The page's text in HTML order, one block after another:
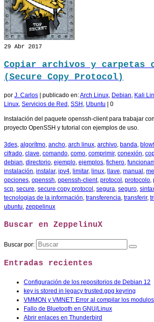
29 Abr 2017
Copiar archivos y carpetas
(Secure Copy Protocol)
por J. Carlos | publicado en:Arch Linux Debian Kali
Linux Servicios de Red SSH Ubuntu | 0
Instalación del paquete openssh-client para trabajar
proyecto OpenSSH y tutorial con ejemplos de uso.
3des algorítmo ancho arch linux archivo banda
cifrado clave comando como comprimir, conexión
debian directorio ejemplo ejemplos fichero
instalación instalar, ipv4 limitar, linux llave manual
opciones openssh openssh-client, protocol protocolo
scp secure secure copy protocol segura seguro
tecnologias de la información transferencia transferir,
ubuntu zeppelinux
Buscar en ZeppelinuX
Buscar por:
Entradas recientes
Configuración de los repositorios de Debian 12
key is stored in legacy trusted.gpg keyring
VMMON y VMNET: Error al compilar los modulos
Fallo de Bluetooth en GNU/Linux
Abrir enlaces en Thunderbird